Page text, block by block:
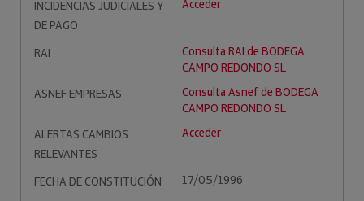
INCIDENCIAS JUDICIALES Y
DE PAGO
Acceder
RAI
Consulta RAI de BODEGA
CAMPO REDONDO SL
ASNEF EMPRESAS
Consulta Asnef de BODEGA
CAMPO REDONDO SL
ALERTAS CAMBIOS
RELEVANTES
Acceder
FECHA DE CONSTITUCIÓN 17/05/1996